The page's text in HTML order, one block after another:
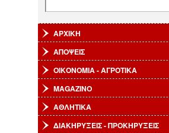
ΑΡΧΙΚΗ
ΑΠΟΨΕΙΣ
ΟΙΚΟΝΟΜΙΑ - ΑΓΡΟΤΙΚΑ
MAGAZINO
ΑΘΛΗΤΙΚΑ
ΔΙΑΚΗΡΥΞΕΙΣ - ΠΡΟΚΗΡΥΞΕΙΣ